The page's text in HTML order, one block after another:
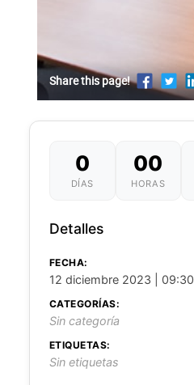
0
DÍAS
00
HORAS
Detalles
FECHA:
12 diciembre 2023 | 09:30
CATEGORÍAS:
Sin categoría
ETIQUETAS:
Sin etiquetas